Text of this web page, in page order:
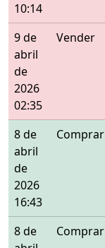
10:14
9 de
abril
de
2026
02:35
Vender
8 de
abril
de
2026
16:43
Comprar
8 de
Comprar